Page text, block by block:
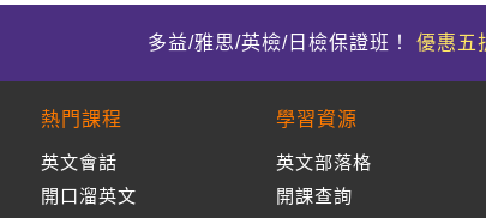
多益/雅思/英檢/日檢保證班！ 優惠五
熱門課程
英文會話
開口溜英文
學習資源
英文部落格
開課查詢